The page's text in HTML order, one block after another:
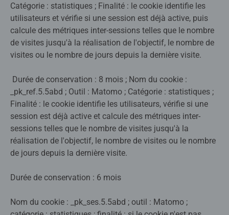
Catégorie : statistiques ; Finalité : le cookie identifie les
utilisateurs et vérifie si une session est déjà active, puis
calcule des métriques inter-sessions telles que le nombre
de visites jusqu'à la réalisation de l'objectif, le nombre de
visites ou le nombre de jours depuis la dernière visite.
Durée de conservation : 8 mois ; Nom du cookie :
_pk_ref.5.5abd ; Outil : Matomo ; Catégorie : statistiques ;
Finalité : le cookie identifie les utilisateurs, vérifie si une
session est déjà active et calcule des métriques inter-
sessions telles que le nombre de visites jusqu'à la
réalisation de l'objectif, le nombre de visites ou le nombre
de jours depuis la dernière visite.
Durée de conservation : 6 mois
Nom du cookie : _pk_ses.5.5abd ; outil : Matomo ;